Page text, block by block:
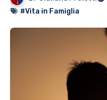
#Vita in Famiglia